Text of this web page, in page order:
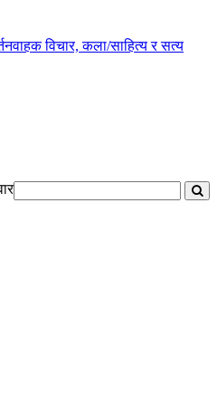
विचार, कला/साहित्य र सत्य